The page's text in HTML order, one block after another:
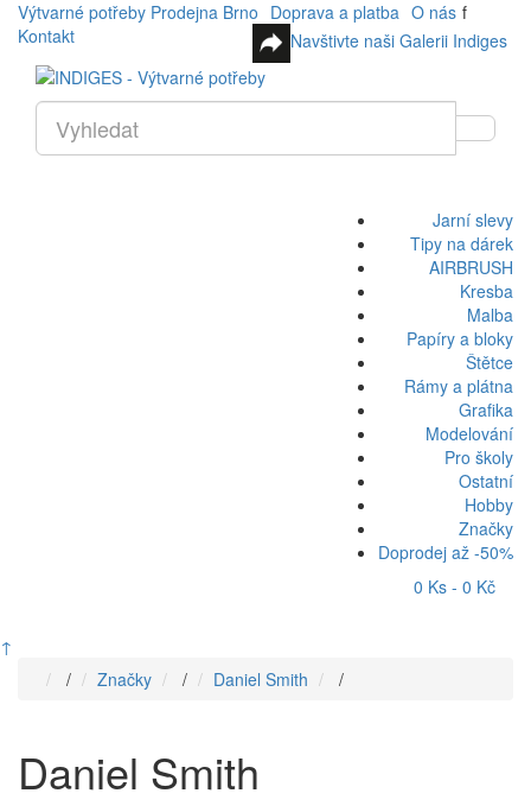
Výtvarné potřeby Prodejna Brno Doprava a platba O nás
Kontakt
Navštivte naši Galerii Indiges
f
Jarní slevy
Tipy na dárek
AIRBRUSH
Kresba
Malba
Papíry a bloky
Štětce
Rámy a plátna
Grafika
Modelování
Pro školy
Ostatní
Hobby
Značky
Doprodej až -50%
0 Ks - 0 Kč
↑
/
Značky / Daniel Smith /
Daniel Smith